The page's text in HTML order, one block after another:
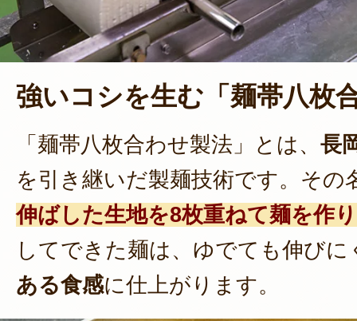
強いコシを生む「麺帯八枚
「麺帯八枚合わせ製法」とは、 長
を引き継いだ製麺技術です。その
伸ばした生地を8枚重ねて麺を作
してできた麺は、ゆでても伸びに
ある食感に仕上がります。